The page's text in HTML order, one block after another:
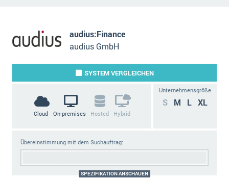
audius:Finance
audius GmbH
SYSTEMVERGLEICHEN
Cloud On-premises Hosted Hybrid
Unternehmensgröße
S M L XL
Übereinstimmung mit dem Suchauftrag:
SPEZIFIKATION ANSCHAUEN